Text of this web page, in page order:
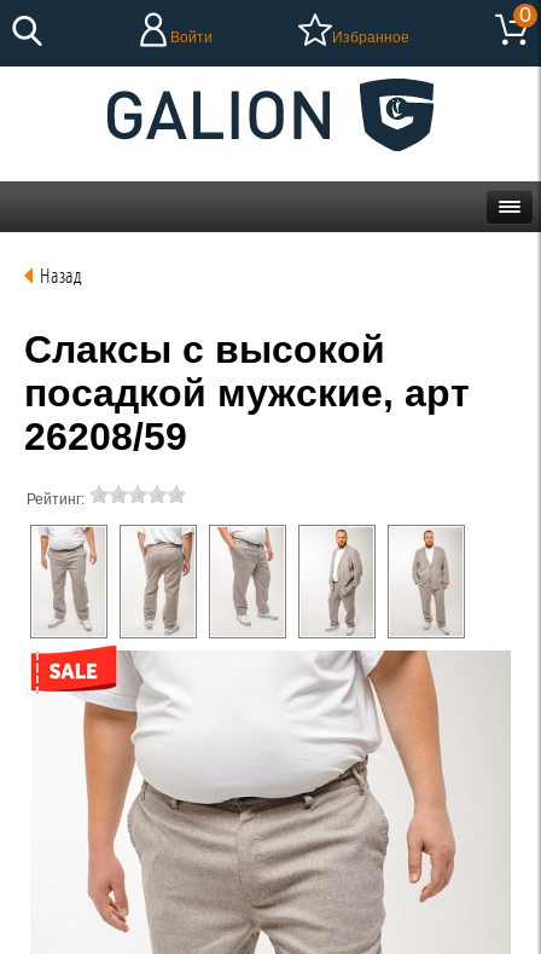
Войти Избранное
0
Назад
Слаксы с высокой
посадкой мужские, арт
26208/59
Рейтинг: